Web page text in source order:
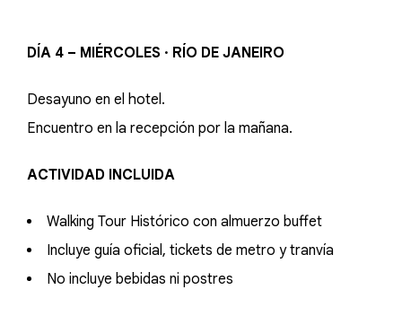
DÍA 4 – MIÉRCOLES · RÍO DE JANEIRO
Desayuno en el hotel.
Encuentro en la recepción por la mañana.
ACTIVIDAD INCLUIDA
Walking Tour Histórico con almuerzo buffet
Incluye guía oficial, tickets de metro y tranvía
No incluye bebidas ni postres